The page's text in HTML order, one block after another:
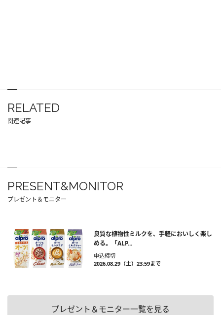
RELATED
関連記事
PRESENT&MONITOR
プレゼント＆モニター
良質な植物性ミルクを、手軽においしく楽し
める。「ALP...
申込締切
2026.08.29（土）23:59まで
プレゼント＆モニター一覧を見る